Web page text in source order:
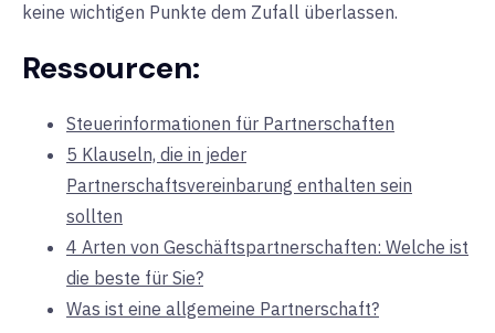
keine wichtigen Punkte dem Zufall überlassen.
Ressourcen:
Steuerinformationen für Partnerschaften
5 Klauseln, die in jeder
Partnerschaftsvereinbarung enthalten sein
sollten
4 Arten von Geschäftspartnerschaften: Welche ist
die beste für Sie?
Was ist eine allgemeine Partnerschaft?